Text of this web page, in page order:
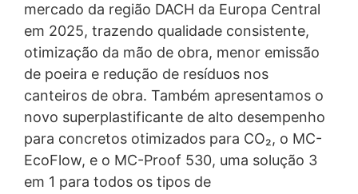
mercado da região DACH da Europa Central
em 2025, trazendo qualidade consistente,
otimização da mão de obra, menor emissão
de poeira e redução de resíduos nos
canteiros de obra. Também apresentamos o
novo superplastificante de alto desempenho
para concretos otimizados para CO₂, o MC-
EcoFlow, e o MC-Proof 530, uma solução 3
em 1 para todos os tipos de